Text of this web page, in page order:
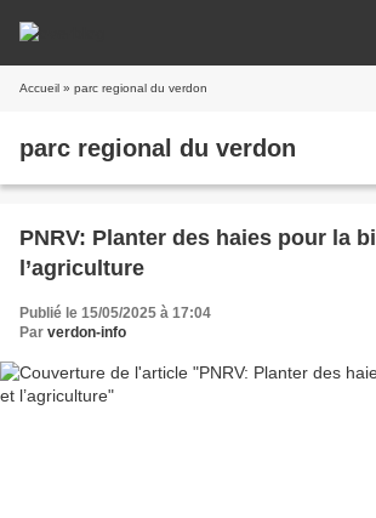
Accueil » parc regional du verdon
parc regional du verdon
PNRV: Planter des haies pour la
l’agriculture
Publié le 15/05/2025 à 17:04
Par verdon-info